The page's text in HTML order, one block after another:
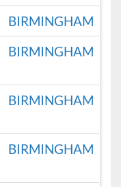
BIRMINGHAM
BIRMINGHAM
BIRMINGHAM
BIRMINGHAM